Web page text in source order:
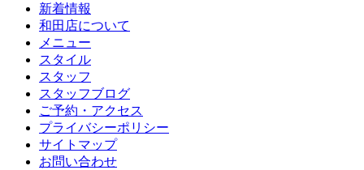
新着情報
和田店について
メニュー
スタイル
スタッフ
スタッフブログ
ご予約・アクセス
プライバシーポリシー
サイトマップ
お問い合わせ